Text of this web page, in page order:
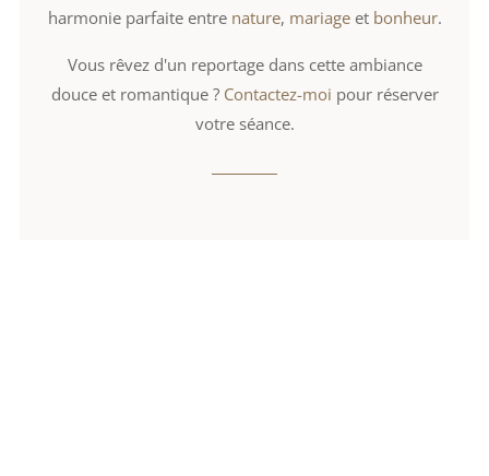
harmonie parfaite entre nature, mariageet bonheur.
Vous rêvez d'un reportage dans cette ambiance
douce et romantique ? Contactez-moi pour réserver
votre séance.